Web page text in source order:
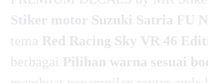
Stiker motor Suzuki Satria FU
tema Red Racing Sky VR 46
berbagai Pilihan warna sesuai